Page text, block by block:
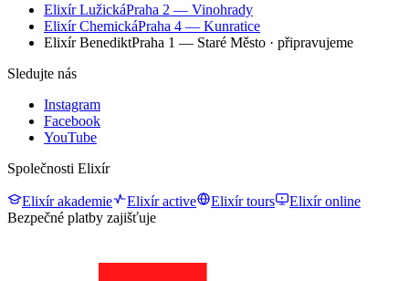
Elixír LužickáPraha 2 — Vinohrady
Elixír ChemickáPraha 4 — Kunratice
Elixír BenediktPraha 1 — Staré Město · připravujeme
Sledujte nás
Instagram
Facebook
YouTube
Společnosti Elixír
Elixír akademie Elixír active Elixír tours
Elixír online
Bezpečné platby zajišťuje